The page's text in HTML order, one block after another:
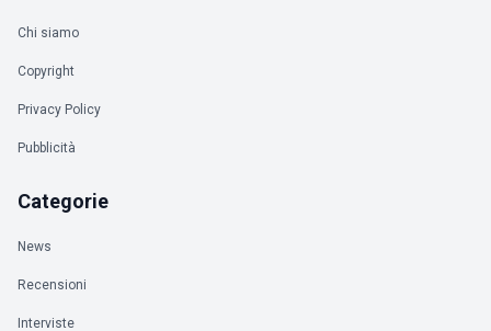
Chi siamo
Copyright
Privacy Policy
Pubblicità
Categorie
News
Recensioni
Interviste